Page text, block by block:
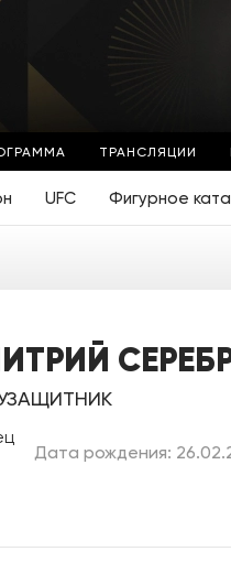
ТРАНСЛЯЦИИ
UFC Фигурное
Дата рождения: